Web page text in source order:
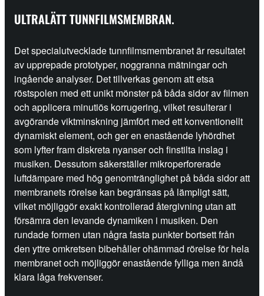
ULTRALÄTT TUNNFILMSMEMBRAN.
Det specialutvecklade tunnfilmsmembranet är resultatet
av upprepade prototyper, noggranna mätningar och
ingående analyser. Det tillverkas genom att etsa
röstspolen med ett unikt mönster på båda sidor av filmen
och applicera minutiös korrugering, vilket resulterar i
avgörande viktminskning jämfört med ett konventionellt
dynamiskt element, och ger en enastående lyhördhet
som lyfter fram diskreta nyanser och finstilta inslag i
musiken. Dessutom säkerställer mikroperforerade
luftdämpare med hög genomtränglighet på båda sidor att
membranets rörelse kan begränsas på lämpligt sätt,
vilket möjliggör exakt kontrollerad återgivning utan att
försämra den levande dynamiken i musiken. Den
rundade formen utan några fasta punkter bortsett från
den yttre omkretsen bibehåller ohämmad rörelse för hela
membranet och möjliggör enastående fylliga men ändå
klara låga frekvenser.